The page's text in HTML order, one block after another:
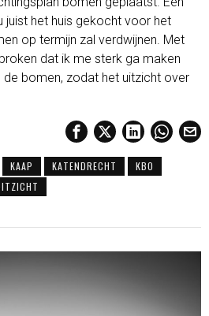
juist het huis gekocht voor het
op termijn zal verdwijnen. Met
dat ik me sterk ga maken
bomen, zodat het uitzicht over
KAAP KATENDRECHT
KBO